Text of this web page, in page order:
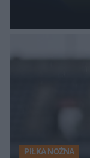
PIŁKA NOŻNA